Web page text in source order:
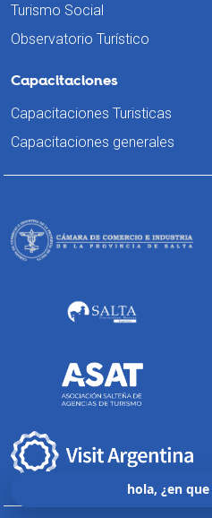
Turismo Social
Observatorio Turístico
Capacitaciones
Capacitaciones Turisticas
Capacitaciones generales
hola, ¿en